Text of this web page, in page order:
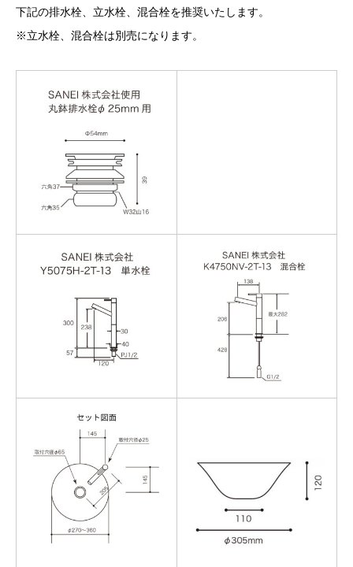
下記の排水栓、立水栓、混合栓を推奨いたします。
※立水栓、混合栓は別売になります。